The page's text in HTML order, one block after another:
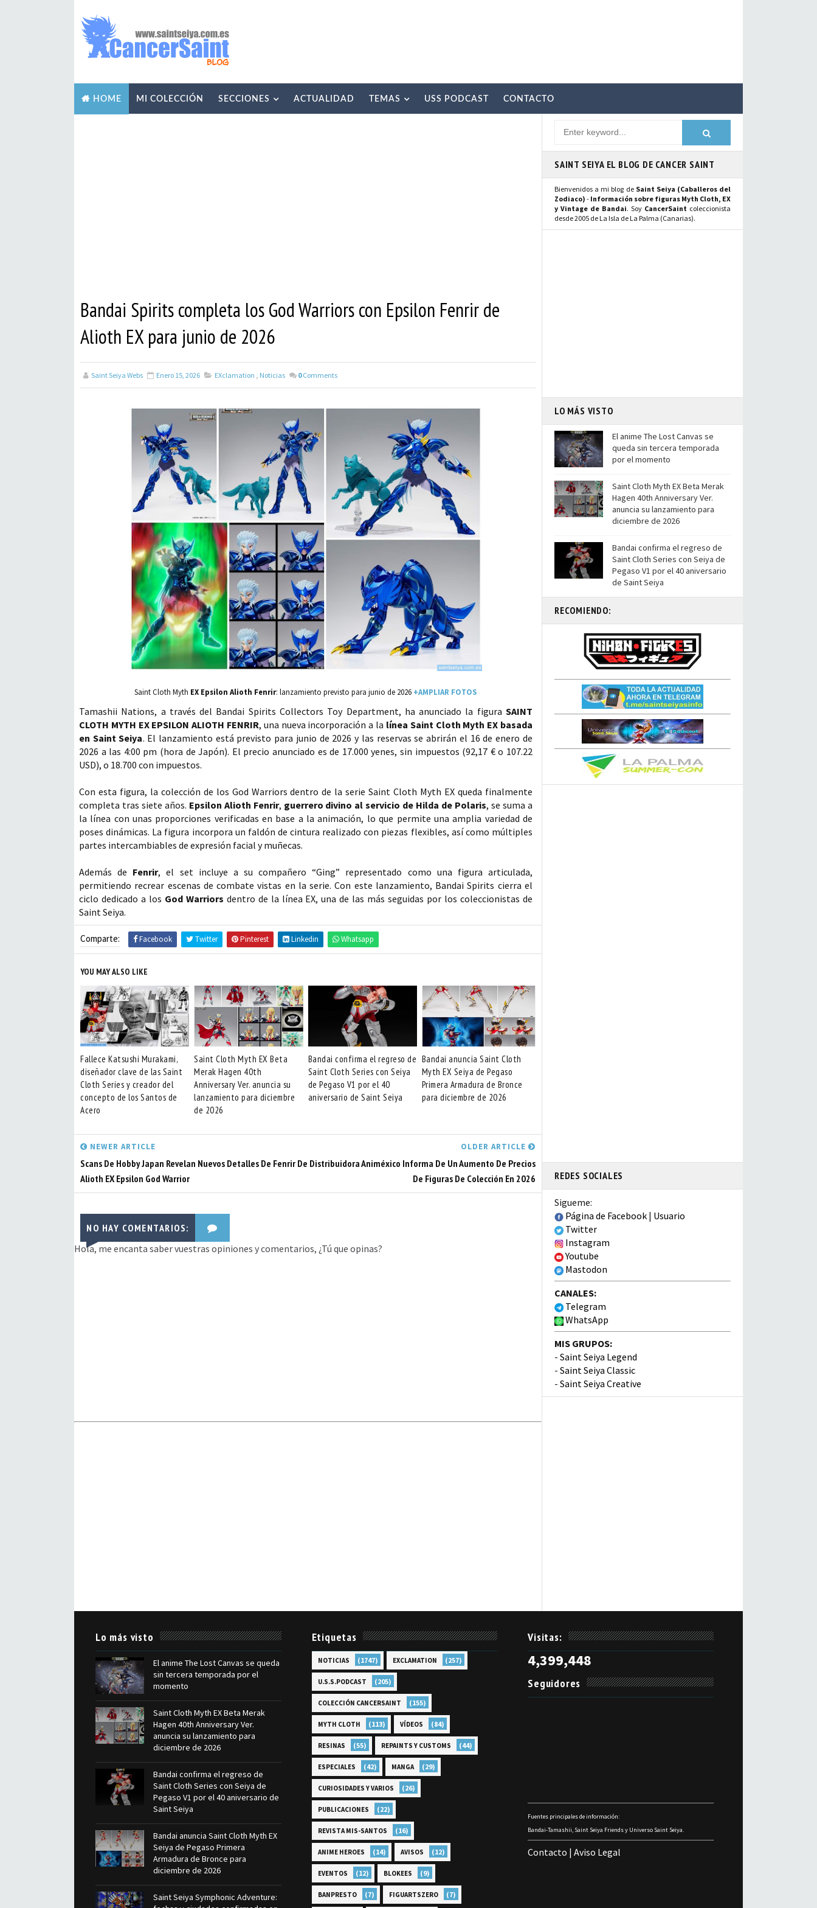
HOME MI COLECCIÓN SECCIONES ACTUALIDAD TEMAS USS PODCAST CONTACTO
Bandai Spirits completa los God Warriors con Epsilon Fenrir de
Alioth EX para junio de 2026
Saint Seiya Webs Enero 15, 2026 EXclamation , Noticias 0 Comments
Saint Cloth Myth EX Epsilon Alioth Fenrir: lanzamiento previsto para junio de 2026 +AMPLIAR FOTOS
Tamashii Nations, a través del Bandai Spirits Collectors Toy Department, ha anunciado la figura SAINT
CLOTH MYTH EX EPSILON ALIOTH FENRIR, una nueva incorporación a la línea Saint Cloth Myth EX basada
en Saint Seiya. El lanzamiento está previsto para junio de 2026 y las reservas se abrirán el 16 de enero de
2026 a las 4:00 pm (hora de Japón). El precio anunciado es de 17.000 yenes, sin impuestos (92,17 € o 107.22
USD), o 18.700 con impuestos.
Con esta figura, la colección de los God Warriors dentro de la serie Saint Cloth Myth EX queda finalmente
completa tras siete años. Epsilon Alioth Fenrir, guerrero divino al servicio de Hilda de Polaris, se suma a
la línea con unas proporciones verificadas en base a la animación, lo que permite una amplia variedad de
poses dinámicas. La figura incorpora un faldón de cintura realizado con piezas flexibles, así como múltiples
partes intercambiables de expresión facial y muñecas.
Además de Fenrir, el set incluye a su compañero “Ging” representado como una figura articulada,
permitiendo recrear escenas de combate vistas en la serie. Con este lanzamiento, Bandai Spirits cierra el
ciclo dedicado a los God Warriors dentro de la línea EX, una de las más seguidas por los coleccionistas de
Saint Seiya.
Comparte: Facebook Twitter Pinterest Linkedin Whatsapp
YOU MAY ALSO LIKE
Fallece Katsushi Murakami,
diseñador clave de las Saint
Cloth Series y creador del
concepto de los Santos de
Acero
Saint Cloth Myth EX Beta
Merak Hagen 40th
Anniversary Ver. anuncia su
lanzamiento para diciembre
de 2026
Bandai confirma el regreso de
Saint Cloth Series con Seiya
de Pegaso V1 por el 40
aniversario de Saint Seiya
Bandai anuncia Saint Cloth
Myth EX Seiya de Pegaso
Primera Armadura de Bronce
para diciembre de 2026
NEWER ARTICLE
Scans De Hobby Japan Revelan Nuevos Detalles De Fenrir De
Alioth EX Epsilon God Warrior
OLDER ARTICLE
Distribuidora Animéxico Informa De Un Aumento De Precios
De Figuras De Colección En 2026
NO HAY COMENTARIOS:
Hola, me encanta saber vuestras opiniones y comentarios, ¿Tú que opinas?
SAINT SEIYA EL BLOG DE CANCER SAINT
Bienvenidos a mi blog de Saint Seiya (Caballeros del
Zodiaco) - Información sobre figuras Myth Cloth, EX
y Vintage de Bandai. Soy CancerSaint coleccionista
desde 2005 de La Isla de La Palma (Canarias).
LO MÁS VISTO
El anime The Lost Canvas se
queda sin tercera temporada
por el momento
Saint Cloth Myth EX Beta Merak
Hagen 40th Anniversary Ver.
anuncia su lanzamiento para
diciembre de 2026
Bandai confirma el regreso de
Saint Cloth Series con Seiya de
Pegaso V1 por el 40 aniversario
de Saint Seiya
RECOMIENDO:
REDES SOCIALES
Sigueme:
Página de Facebook | Usuario
Twitter
Instagram
Youtube
Mastodon
CANALES:
Telegram
WhatsApp
MIS GRUPOS:
- Saint Seiya Legend
- Saint Seiya Classic
- Saint Seiya Creative
Lo más visto
El anime The Lost Canvas se queda
sin tercera temporada por el
momento
Saint Cloth Myth EX Beta Merak
Hagen 40th Anniversary Ver.
anuncia su lanzamiento para
diciembre de 2026
Bandai confirma el regreso de
Saint Cloth Series con Seiya de
Pegaso V1 por el 40 aniversario de
Saint Seiya
Bandai anuncia Saint Cloth Myth EX
Seiya de Pegaso Primera
Armadura de Bronce para
diciembre de 2026
Saint Seiya Symphonic Adventure:
Etiquetas
NOTICIAS (1747) EXCLAMATION (257)
U.S.S.PODCAST (205)
COLECCIÓN CANCERSAINT (155)
MYTH CLOTH (113) VÍDEOS (84)
RESINAS (55) REPAINTS Y CUSTOMS (44)
ESPECIALES (42) MANGA (29)
CURIOSIDADES Y VARIOS (26)
PUBLICACIONES (22)
REVISTA MIS-SANTOS (16)
ANIME HEROES (14) AVISOS (12)
EVENTOS (12) BLOKEES (9)
BANPRESTO (7) FIGUARTSZERO (7)
Visitas:
4,399,448
Seguidores
Fuentes principales de información:
Bandai-Tamashii, Saint Seiya Friends y Universo Saint Seiya.
Contacto |Aviso Legal